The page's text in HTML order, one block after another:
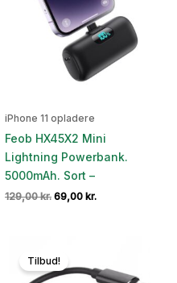
iPhone 11 opladere
Feob HX45X2 Mini
Lightning Powerbank.
5000mAh. Sort –
129,00kr. Den
69,00 kr.Den
Tilbud!